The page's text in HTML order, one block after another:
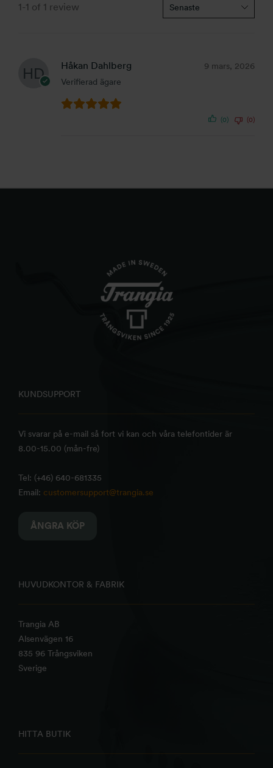
1-1 of 1 review
Håkan Dahlberg
Verifierad ägare
9 mars, 2026
(0) (0)
KUNDSUPPORT
Vi svarar på e-mail så fort vi kan och våra telefontider är
8.00-15.00 (mån-fre)
Tel: (+46) 640-681335
Email: customersupport@trangia.se
ÅNGRA KÖP
HUVUDKONTOR & FABRIK
Trangia AB
Alsenvägen 16
835 96 Trångsviken
Sverige
HITTA BUTIK